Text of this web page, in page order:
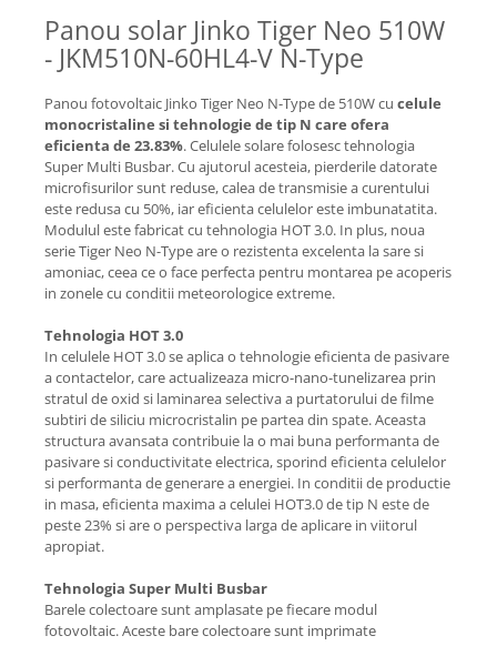
Panou solar Jinko Tiger Neo 510W
- JKM510N-60HL4-V N-Type
Panou fotovoltaic Jinko Tiger Neo N-Type de 510W cu celule
monocristaline si tehnologie de tip N care ofera
eficienta de 23.83%. Celulele solare folosesc tehnologia
Super Multi Busbar. Cu ajutorul acesteia, pierderile datorate
microfisurilor sunt reduse, calea de transmisie a curentului
este redusa cu 50%, iar eficienta celulelor este imbunatatita.
Modulul este fabricat cu tehnologia HOT 3.0. In plus, noua
serie Tiger Neo N-Type are o rezistenta excelenta la sare si
amoniac, ceea ce o face perfecta pentru montarea pe acoperis
in zonele cu conditii meteorologice extreme.
Tehnologia HOT 3.0
In celulele HOT 3.0 se aplica o tehnologie eficienta de pasivare
a contactelor, care actualizeaza micro-nano-tunelizarea prin
stratul de oxid si laminarea selectiva a purtatorului de filme
subtiri de siliciu microcristalin pe partea din spate. Aceasta
structura avansata contribuie la o mai buna performanta de
pasivare si conductivitate electrica, sporind eficienta celulelor
si performanta de generare a energiei. In conditii de productie
in masa, eficienta maxima a celulei HOT3.0 de tip N este de
peste 23% si are o perspectiva larga de aplicare in viitorul
apropiat.
Tehnologia Super Multi Busbar
Barele colectoare sunt amplasate pe fiecare modul
fotovoltaic. Aceste bare colectoare sunt imprimate